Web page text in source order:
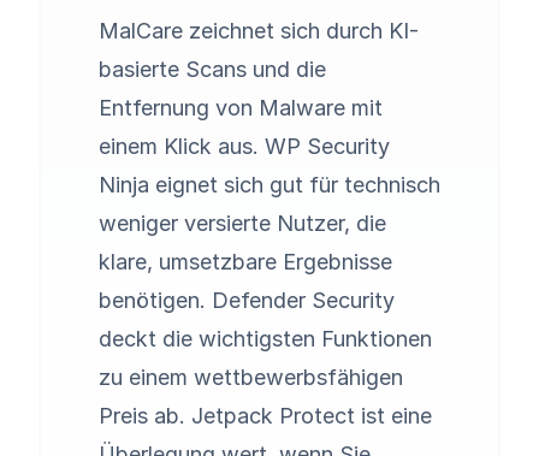
MalCare zeichnet sich durch KI-
basierte Scans und die
Entfernung von Malware mit
einem Klick aus. WP Security
Ninja eignet sich gut für technisch
weniger versierte Nutzer, die
klare, umsetzbare Ergebnisse
benötigen. Defender Security
deckt die wichtigsten Funktionen
zu einem wettbewerbsfähigen
Preis ab. Jetpack Protect ist eine